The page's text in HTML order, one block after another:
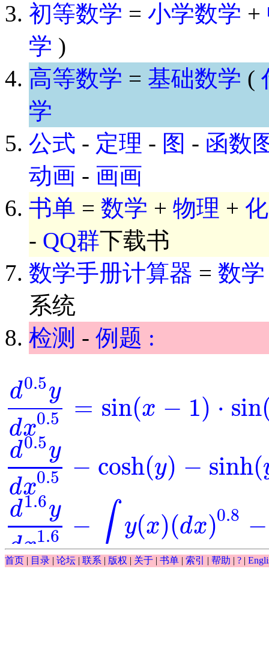
初等数学 = 小学数学 +
学 )
高等数学 = 基础数学 (
学
公式 - 定理 - 图 - 函数
动画 - 画画
书单 = 数学 + 物理 +
- QQ群下载书
数学手册计算器 = 数学
系统
检测 - 例题 :
d0.5y
dx0.5 = sin(x − 1) ⋅ sin
0.5 =sin 1)⋅sin y)
d0.5y
dx0.5 − cosh(y) − sinh(
d0.5ydx0.5-cosh y)-sinh (y)=0
d1.6y
dx1.6 − ∫ y(x)(dx)0.8 −
d1.6ydx1.6-∫y(x dx)0.8 exp x)= 0
∫ 0.5
首页 目录 论坛 联系 版权 关于 书单 索引 帮助 ?